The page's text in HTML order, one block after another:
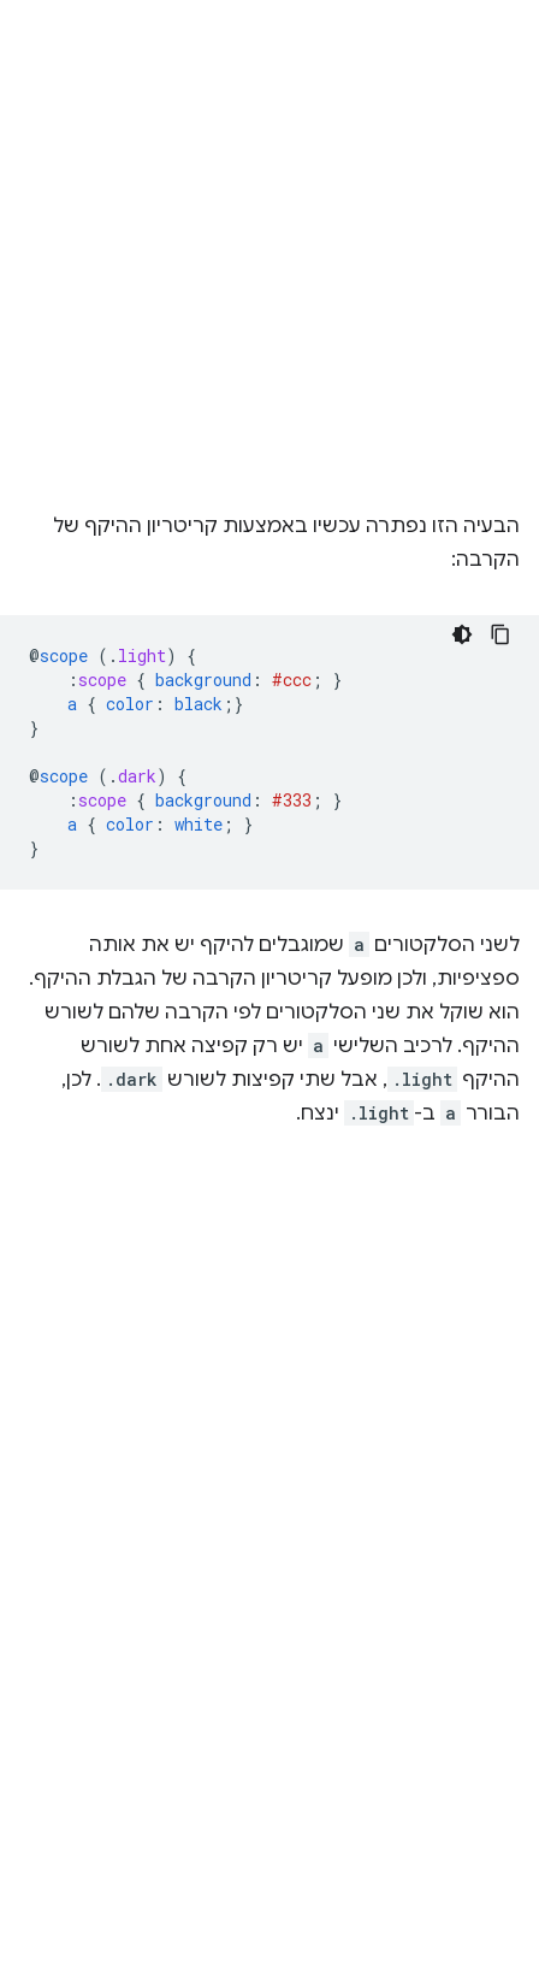
הבעיה הזו נפתרה עכשיו באמצעות קריטריון ההיקף של
הקרבה:
@scope ( . light)
{
: scope { background : #ccc ;
}
a { color : black ;}
}
@scope ( .dark)
{
: scope { background : #333 ;
}
a { color : white ;
}
}
לשני הסלקטורים a שמוגבלים להיקף יש את אותה
ספציפיות, ולכן מופעל קריטריון הקרבה של הגבלת ההיקף.
הוא שוקל את שני הסלקטורים לפי הקרבה שלהם לשורש
ההיקף. לרכיב השלישי a יש רק קפיצה אחת לשורש
ההיקף .light , אבל שתי קפיצות לשורש .dark . לכן,
הבורר a ב- .light ינצח.